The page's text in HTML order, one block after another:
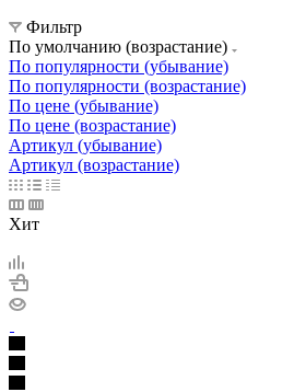
Фильтр
По умолчанию (возрастание)
По популярности (убывание)
По популярности (возрастание)
По цене (убывание)
По цене (возрастание)
Артикул (убывание)
Артикул (возрастание)
Хит